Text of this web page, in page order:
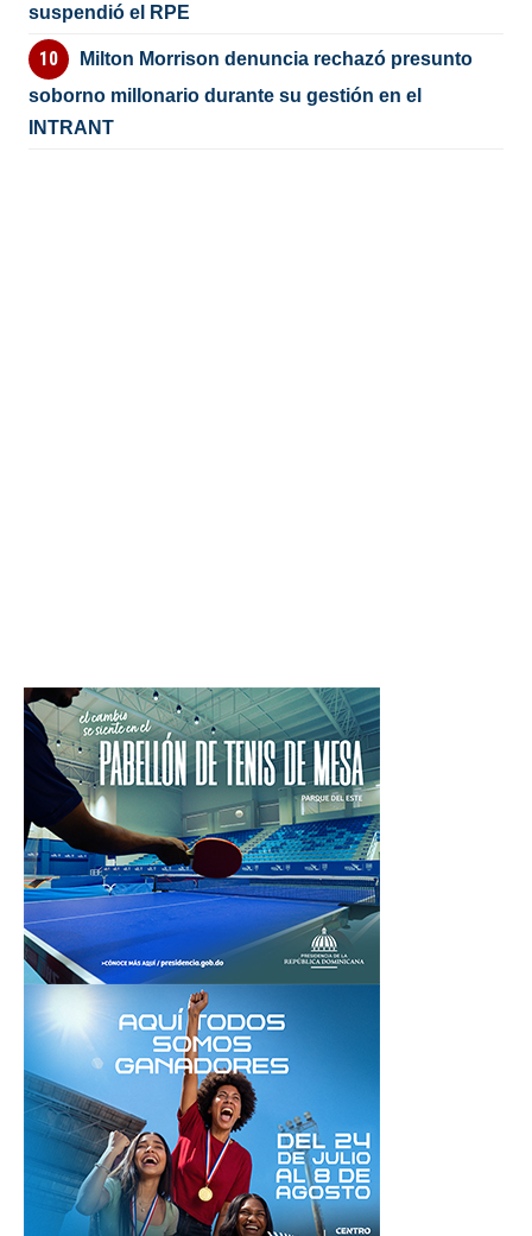
suspendió el RPE
Milton Morrison denuncia rechazó presunto
soborno millonario durante su gestión en el
INTRANT